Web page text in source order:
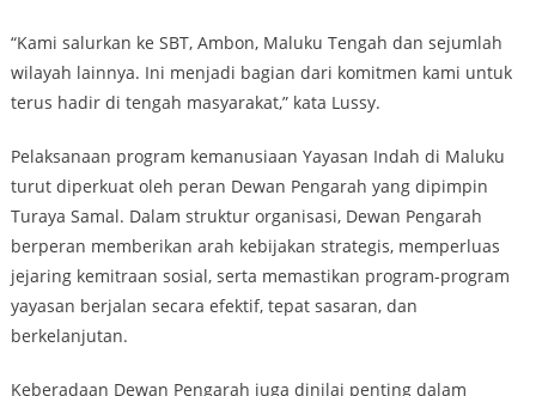
“Kami salurkan ke SBT, Ambon, Maluku Tengah dan sejumlah
wilayah lainnya. Ini menjadi bagian dari komitmen kami untuk
terus hadir di tengah masyarakat,” kata Lussy.
Pelaksanaan program kemanusiaan Yayasan Indah di Maluku
turut diperkuat oleh peran Dewan Pengarah yang dipimpin
Turaya Samal. Dalam struktur organisasi, Dewan Pengarah
berperan memberikan arah kebijakan strategis, memperluas
jejaring kemitraan sosial, serta memastikan program-program
yayasan berjalan secara efektif, tepat sasaran, dan
berkelanjutan.
Keberadaan Dewan Pengarah juga dinilai penting dalam